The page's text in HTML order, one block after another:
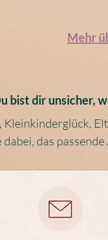
Mehr
bist dir unsicher,
Kleinkinderglück,
das